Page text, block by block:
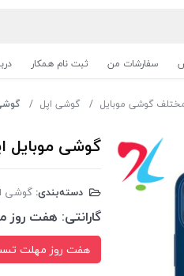
سفارشات من ثبت نام همکار
گوشی موبایل گوشی اپل گوشی
گوشی موبایل اپل مدل آیفون 12
دسته‌بندی: گوشی
گارانتی: هفت روز
هفت روز مهلت